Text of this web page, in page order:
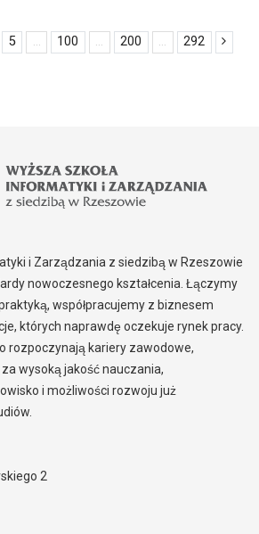
5 ... 100 ... 200 ... 292
i Zarządzania z siedzibą w Rzeszowie
nowoczesnego kształcenia. Łączymy
współpracujemy z biznesem
których naprawdę oczekuje rynek pracy.
rozpoczynają kariery zawodowe,
wysoką jakość nauczania,
i możliwości rozwoju już
2